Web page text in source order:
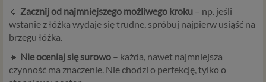
🔹 Zacznij od najmniejszego możliwego kroku – np. jeśli
wstanie z łóżka wydaje się trudne, spróbuj najpierw usiąść na
brzegu łóżka.
🔹 Nie oceniaj się surowo – każda, nawet najmniejsza
czynność ma znaczenie. Nie chodzi o perfekcję, tylko o